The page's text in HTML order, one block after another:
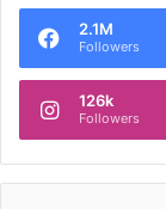
2.1M
Followers
126k
Followers